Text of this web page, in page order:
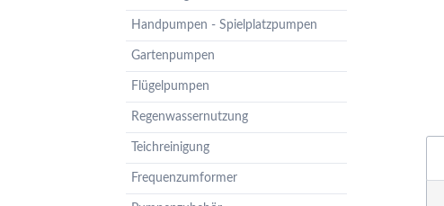
Pumpenzubehör
Membrandruckgefäße
Leckageschutz
Handpumpen - Spielplatzpumpen
Gartenpumpen
Flügelpumpen
Regenwassernutzung
Teichreinigung
Frequenzumformer